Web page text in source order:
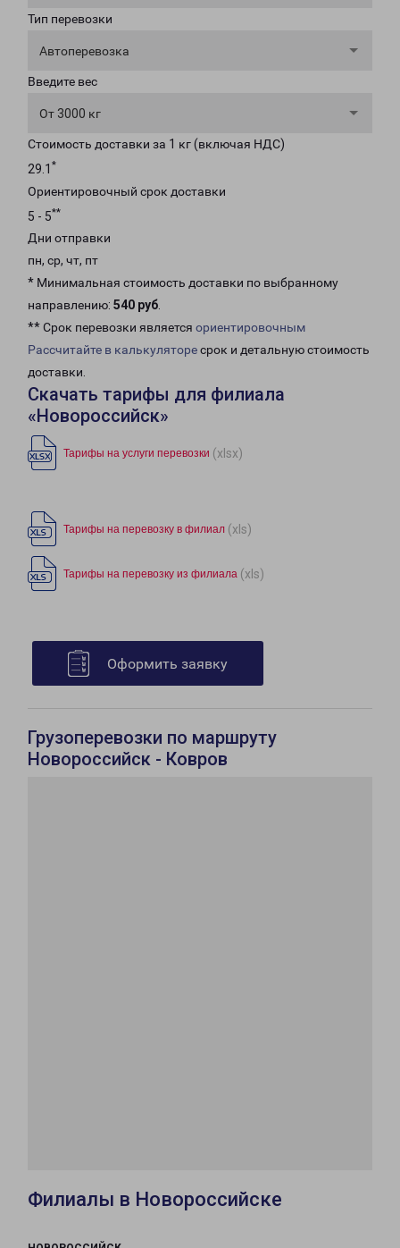
Тип перевозки
Автоперевозка
Введите вес
От 3000 кг
Стоимость доставки за 1 кг (включая НДС)
29.1 *
Ориентировочный срок доставки
5 - 5**
Дни отправки
пн, ср, чт, пт
* Минимальная стоимость доставки по выбранному
направлению: 540 руб.
** Срок перевозки является ориентировочным
Рассчитайте в калькуляторесрок и детальную стоимость
доставки.
Скачать тарифы для филиала
«Новороссийск»
Тарифы на услуги перевозки (xlsx)
Тарифы на перевозку в филиал (xls)
Тарифы на перевозку из филиала (xls)
Оформить заявку
Грузоперевозки по маршруту
Новороссийск - Ковров
Филиалы в Новороссийске